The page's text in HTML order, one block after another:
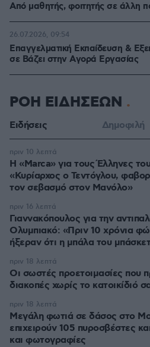
Από μαθητής, φοιτητής σε άλλη
Επαγγελματική Εκπαίδευση &
σε Bάζει στην Aγορά Eργασίας
26.07.2026, 09:54
ΡΟΗ ΕΙΔΗΣΕΩΝ
Ειδήσεις Δημοφιλή
Η «Marca» για τους Έλληνες
«Κυρίαρχος ο Τεντόγλου,
τον σεβασμό στον Μανόλο»
πριν 10 λεπτά
Γιαννακόπουλος για την
Ολυμπιακό: «Πριν 10 χρόνια
ήξεραν ότι η μπάλα του
πριν 16 λεπτά
Οι σωστές προετοιμασίες που
διακοπές χωρίς το κατοικίδιό
πριν 18 λεπτά
Μεγάλη φωτιά σε δάσος στο
επιχειρούν 105 πυροσβέστες
και φωτογραφίες
πριν 18 λεπτά